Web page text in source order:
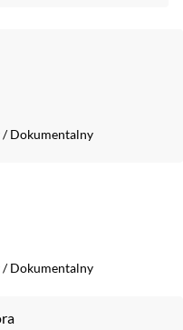
/Dokumentalny
/Dokumentalny